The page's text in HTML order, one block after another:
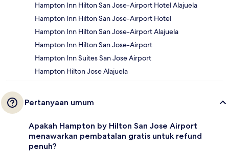
Hampton Inn Hilton San Jose-Airport Hotel Alajuela
Hampton Inn Hilton San Jose-Airport Hotel
Hampton Inn Hilton San Jose-Airport Alajuela
Hampton Inn Hilton San Jose-Airport
Hampton Inn Suites San Jose Airport
Hampton Hilton Jose Alajuela
Pertanyaan umum
Apakah Hampton by Hilton San Jose Airport
menawarkan pembatalan gratis untuk refund
penuh?